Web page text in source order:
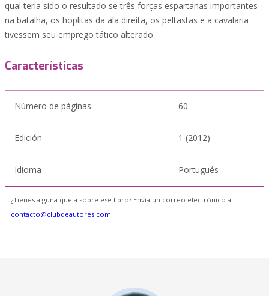
qual teria sido o resultado se três forças espartanas importantes
na batalha, os hoplitas da ala direita, os peltastas e a cavalaria
tivessem seu emprego tático alterado.
Características
Número de páginas 60
Edición 1 (2012)
Idioma Portugués
¿Tienes alguna queja sobre ese libro? Envía un correo electrónico a
contacto@clubdeautores.com